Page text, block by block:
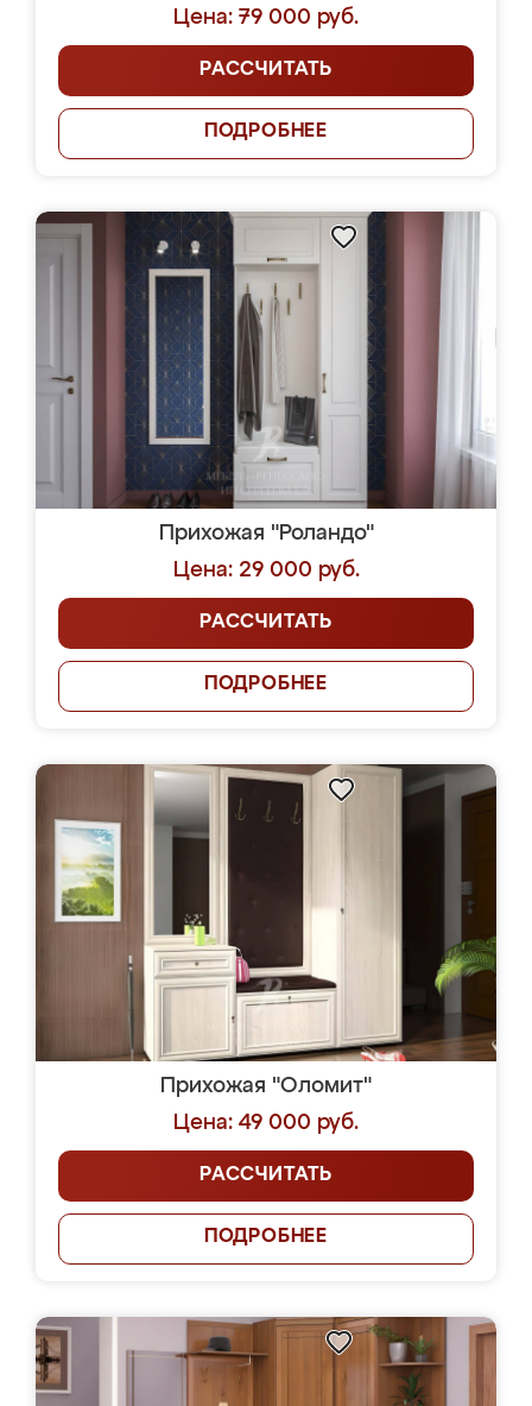
Цена: 79 000 руб.
РАССЧИТАТЬ
ПОДРОБНЕЕ
Прихожая "Роландо"
Цена: 29 000 руб.
РАССЧИТАТЬ
ПОДРОБНЕЕ
Прихожая "Оломит"
Цена: 49 000 руб.
РАССЧИТАТЬ
ПОДРОБНЕЕ